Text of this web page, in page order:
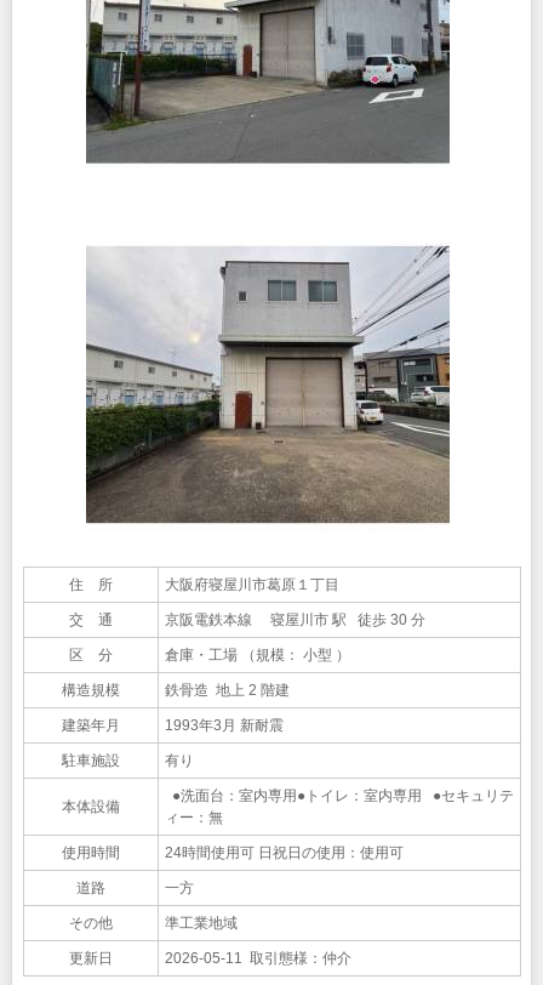
住 所 大阪府寝屋川市葛原１丁目
交 通 京阪電鉄本線 寝屋川市 駅 徒歩 30 分
区 分 倉庫・工場 （規模： 小型 ）
構造規模 鉄骨造 地上 2 階建
建築年月 1993年3月 新耐震
駐車施設 有り
本体設備
●洗面台：室内専用●トイレ：室内専用 ●セキュリテ
ィー：無
使用時間 24時間使用可 日祝日の使用：使用可
道路 一方
その他 準工業地域
更新日 2026-05-11 取引態様：仲介